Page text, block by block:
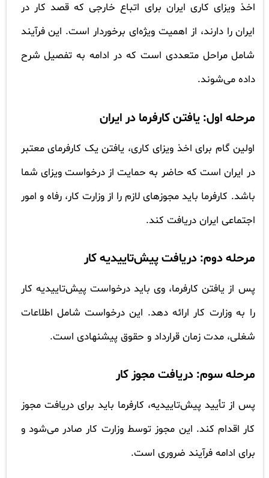
اخذ ویزای کاری ایران برای اتباع خارجی که قصد کار در
ایران را دارند، از اهمیت ویژه‌ای برخوردار است. این فرآیند
شامل مراحل متعددی است که در ادامه به تفصیل شرح
داده می‌شوند.
مرحله اول: یافتن کارفرما در ایران
اولین گام برای اخذ ویزای کاری، یافتن یک کارفرمای معتبر
در ایران است که حاضر به حمایت از درخواست ویزای شما
باشد. کارفرما باید مجوزهای لازم را از وزارت کار، رفاه و امور
اجتماعی ایران دریافت کند.
مرحله دوم: دریافت پیش‌تاییدیه کار
پس از یافتن کارفرما، وی باید درخواست پیش‌تاییدیه کار
را به وزارت کار ارائه دهد. این درخواست شامل اطلاعات
شغلی، مدت زمان قرارداد و حقوق پیشنهادی است.
مرحله سوم: دریافت مجوز کار
پس از تأیید پیش‌تاییدیه، کارفرما باید برای دریافت مجوز
کار اقدام کند. این مجوز توسط وزارت کار صادر می‌شود و
برای ادامه فرآیند ضروری است.